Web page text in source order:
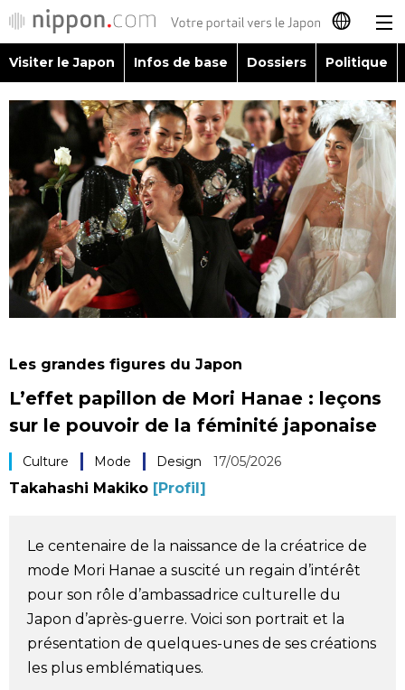
日本語
English
简体字
繁體字
Español
العربية
Visiter le Japon
Infos de base
Dossiers
Société
Culture
En plus
Visiter le Japon Infos de base Dossiers Politique
Les grandes figures du Japon
L’effet papillon de Mori Hanae : leçons
sur le pouvoir de la féminité japonaise
Culture Mode Design 17/05/2026
Takahashi Makiko [Profil]
Le centenaire de la naissance de la créatrice de
mode Mori Hanae a suscité un regain d’intérêt
pour son rôle d’ambassadrice culturelle du
Japon d’après-guerre. Voici son portrait et la
présentation de quelques-unes de ses créations
les plus emblématiques.